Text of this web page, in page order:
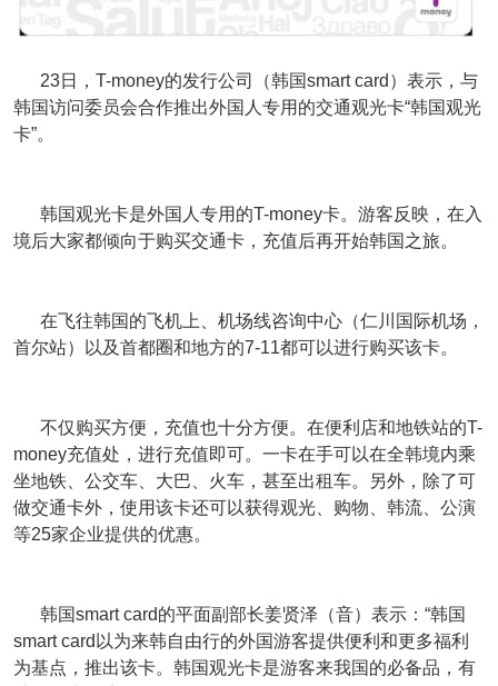
23日，T-money的发行公司（韩国smart card）表示，与
韩国访问委员会合作推出外国人专用的交通观光卡“韩国观光
卡”。
韩国观光卡是外国人专用的T-money卡。游客反映，在入
境后大家都倾向于购买交通卡，充值后再开始韩国之旅。
在飞往韩国的飞机上、机场线咨询中心（仁川国际机场，
首尔站）以及首都圈和地方的7-11都可以进行购买该卡。
不仅购买方便，充值也十分方便。在便利店和地铁站的T-
money充值处，进行充值即可。一卡在手可以在全韩境内乘
坐地铁、公交车、大巴、火车，甚至出租车。另外，除了可
做交通卡外，使用该卡还可以获得观光、购物、韩流、公演
等25家企业提供的优惠。
韩国smart card的平面副部长姜贤泽（音）表示：“韩国
smart card以为来韩自由行的外国游客提供便利和更多福利
为基点，推出该卡。韩国观光卡是游客来我国的必备品，有